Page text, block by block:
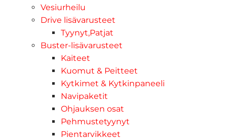
Vesiurheilu
Drive lisävarusteet
Tyynyt,Patjat
Buster-lisävarusteet
Kaiteet
Kuomut & Peitteet
Kytkimet & Kytkinpaneeli
Navipaketit
Ohjauksen osat
Pehmustetyynyt
Pientarvikkeet